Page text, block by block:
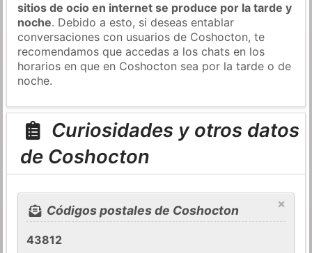
sitios de ocio en internet se produce por la tarde y
noche. Debido a esto, si deseas entablar
conversaciones con usuarios de Coshocton, te
recomendamos que accedas a los chats en los
horarios en que en Coshocton sea por la tarde o de
noche.
Curiosidades y otros datos
de Coshocton
×
Códigos postales de Coshocton
43812